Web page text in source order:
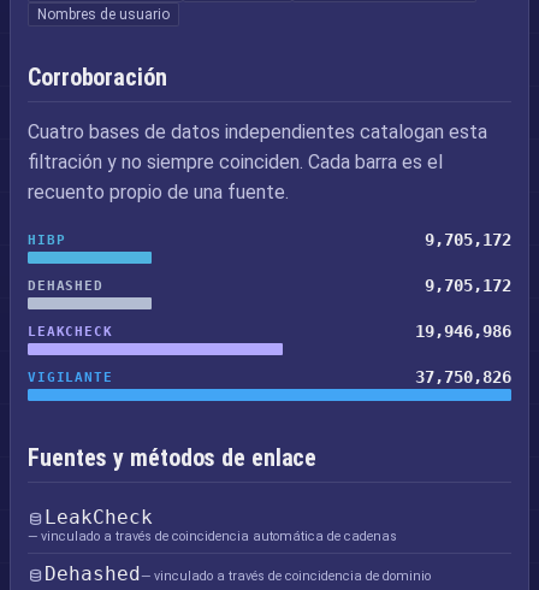
Nombres de usuario
Corroboración
Cuatro bases de datos independientes catalogan esta
filtración y no siempre coinciden. Cada barra es el
recuento propio de una fuente.
HIBP 9,705,172
DEHASHED 9,705,172
LEAKCHECK 19,946,986
VIGILANTE 37,750,826
Fuentes y métodos de enlace
LeakCheck
— vinculado a través de coincidencia automática de cadenas
Dehashed— vinculado a través de coincidencia de dominio